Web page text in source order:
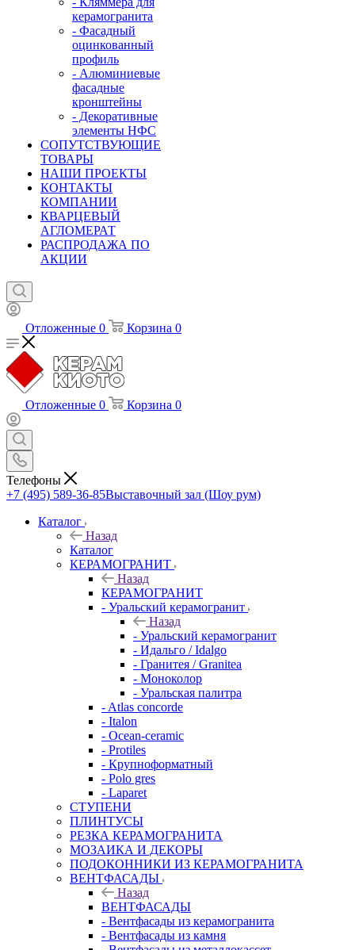
керамогранита
- Фасадный
оцинкованный
профиль
- Алюминиевые
фасадные
кронштейны
- Декоративные
элементы НФС
СОПУТСТВУЮЩИЕ
ТОВАРЫ
НАШИ ПРОЕКТЫ
КОНТАКТЫ
КОМПАНИИ
КВАРЦЕВЫЙ
АГЛОМЕРАТ
РАСПРОДАЖА ПО
АКЦИИ
Отложенные 0 Корзина 0
Отложенные 0 Корзина 0
Телефоны
+7 (495) 589-36-85Выставочный зал (Шоу рум)
Каталог
Назад
Каталог
КЕРАМОГРАНИТ
Назад
КЕРАМОГРАНИТ
- Уральский керамогранит
Назад
- Уральский керамогранит
- Идальго / Idalgo
- Гранитея / Granitea
- Моноколор
- Уральская палитра
- Atlas concorde
- Italon
- Ocean-ceramic
- Protiles
- Крупноформатный
- Polo gres
- Laparet
СТУПЕНИ
ПЛИНТУСЫ
РЕЗКА КЕРАМОГРАНИТА
МОЗАИКА И ДЕКОРЫ
ПОДОКОННИКИ ИЗ КЕРАМОГРАНИТА
ВЕНТФАСАДЫ
Назад
ВЕНТФАСАДЫ
- Вентфасады из керамогранита
- Вентфасады из камня